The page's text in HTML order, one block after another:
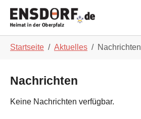
Startseite Aktuelles Nachrichten
Nachrichten
Keine Nachrichten verfügbar.